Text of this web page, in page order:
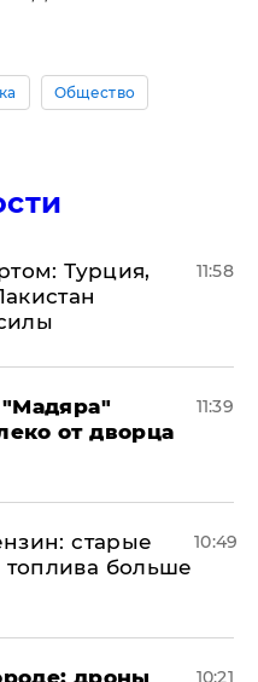
Общество
Турция,
11:58
"Мадяра"
от дворца
11:39
старые
больше
10:49
дроны 10:21